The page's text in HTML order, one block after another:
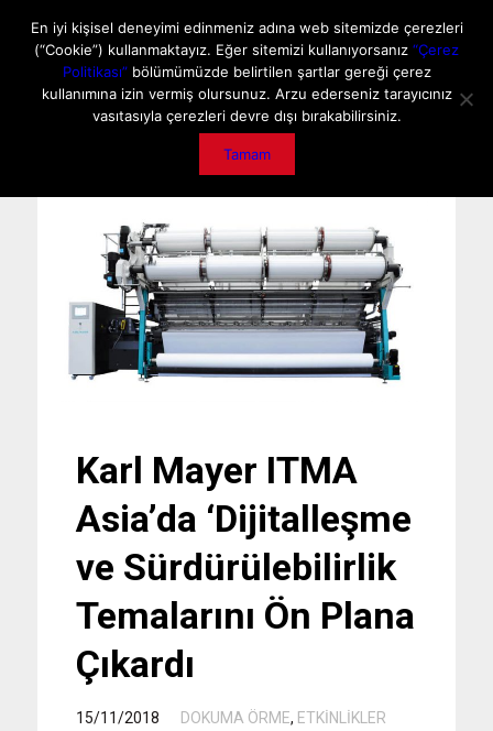
GİZLİLİK POLİTİKASI İLETİŞİM ÖNEMLİ DUYURU
Karl Mayer ITMA
Asia’da ‘Dijitalleşme
ve Sürdürülebilirlik
Temalarını Ön Plana
Çıkardı
15/11/2018 DOKUMA ÖRME, ETKİNLİKLER
En iyi kişisel deneyimi edinmeniz adına web sitemizde çerezleri
(“Cookie”) kullanmaktayız. Eğer sitemizi kullanıyorsanız “Çerez
Politikası”bölümümüzde belirtilen şartlar gereği çerez
kullanımına izin vermiş olursunuz. Arzu ederseniz tarayıcınız
vasıtasıyla çerezleri devre dışı bırakabilirsiniz.
Tamam